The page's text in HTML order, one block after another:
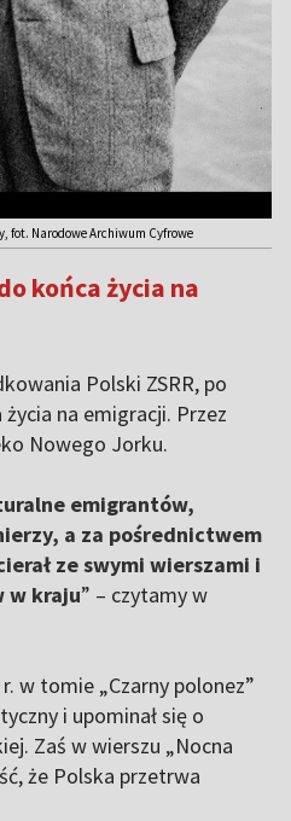
fot. Narodowe Archiwum Cyfrowe
końca życia na
Polski ZSRR, po
na emigracji. Przez
Nowego Jorku.
emigrantów,
a za pośrednictwem
ze swymi wierszami i
w kraju” – czytamy w
w tomie „Czarny polonez”
i upominał się o
Zaś w wierszu „Nocna
że Polska przetrwa